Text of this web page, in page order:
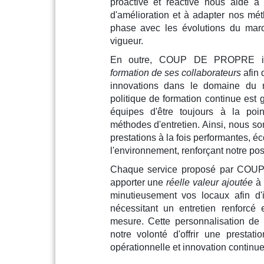
proactive et réactive nous aide
d'amélioration et à adapter nos
phase avec les évolutions du
vigueur.
En outre, COUP DE PROPRE
formation de ses collaborateurs afin
innovations dans le domaine du
politique de formation continue est
équipes d'être toujours à la
méthodes d'entretien. Ainsi, nous
prestations à la fois performantes,
l'environnement, renforçant notre
Chaque service proposé par
apporter uneréelle valeur ajoutée à
minutieusement vos locaux afin
nécessitant un entretien
mesure. Cette personnalisation
notre volonté d'offrir une
opérationnelle et innovation